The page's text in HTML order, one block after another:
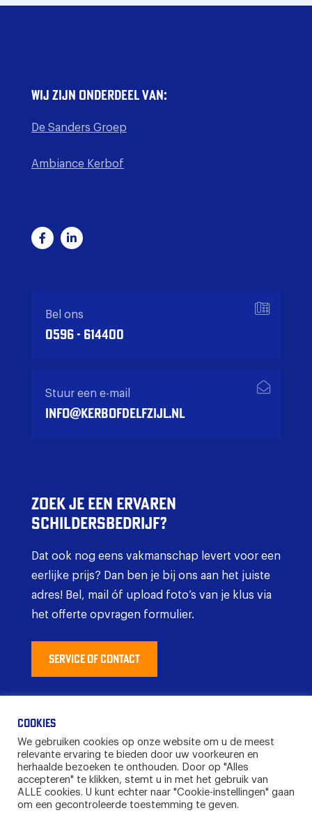
Wij zijn onderdeel van:
De Sanders Groep
Ambiance Kerbof
Bel ons
0596 - 614400
Stuur een e-mail
info@kerbofdelfzijl.nl
Zoek je een ervaren
schildersbedrijf?
Dat ook nog eens vakmanschap levert voor een
eerlijke prijs? Dan ben je bij ons aan het juiste
adres! Bel, mail óf upload foto’s van je klus via
het offerte opvragen formulier.
SERVICE OF CONTACT
© 2026
Downloads Kerbof
Medewerkers
Cookies
We gebruiken cookies op onze website om u de meest
relevante ervaring te bieden door uw voorkeuren en
herhaalde bezoeken te onthouden. Door op "Alles
accepteren" te klikken, stemt u in met het gebruik van
ALLE cookies. U kunt echter naar "Cookie-instellingen" gaan
om een ​​gecontroleerde toestemming te geven.